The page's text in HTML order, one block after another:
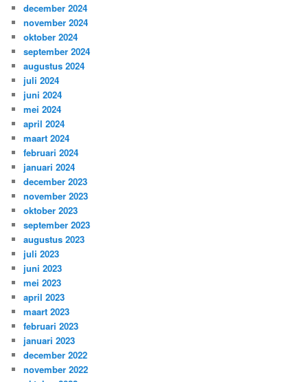
december 2024
november 2024
oktober 2024
september 2024
augustus 2024
juli 2024
juni 2024
mei 2024
april 2024
maart 2024
februari 2024
januari 2024
december 2023
november 2023
oktober 2023
september 2023
augustus 2023
juli 2023
juni 2023
mei 2023
april 2023
maart 2023
februari 2023
januari 2023
december 2022
november 2022